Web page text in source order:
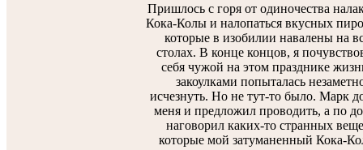
Пришлось с горя от одиночества
Кока-Колы и налопаться вкусных
которые в изобилии навалены на
столах. В конце концов, я
себя чужой на этом празднике
закоулками попыталась
исчезнуть. Но не тут-то было. Марк
меня и предложил проводить, а по
наговорил каких-то странных
которые мой затуманенный Кока-